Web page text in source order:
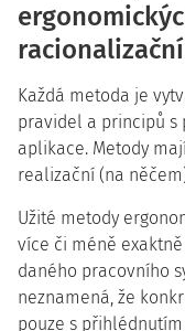
Každá metoda je
pravidel a principů s
aplikace. Metody
realizační (na
Užité metody
více či méně
daného pracovního
neznamená, že
pouze s